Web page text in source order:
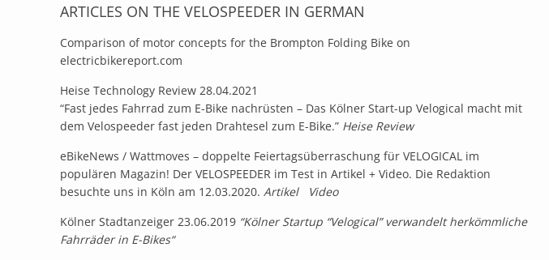
ARTICLES ON THE VELOSPEEDER IN GERMAN
Comparison of motor concepts for the Brompton Folding Bike on
electricbikereport.com
Heise Technology Review 28.04.2021
“Fast jedes Fahrrad zum E-Bike nachrüsten – Das Kölner Start-up Velogical macht mit
dem Velospeeder fast jeden Drahtesel zum E-Bike.” Heise Review
eBikeNews / Wattmoves – doppelte Feiertagsüberraschung für VELOGICAL im
populären Magazin! Der VELOSPEEDER im Test in Artikel + Video. Die Redaktion
besuchte uns in Köln am 12.03.2020.Artikel
Video
Kölner Stadtanzeiger 23.06.2019 “Kölner Startup “Velogical” verwandelt herkömmliche
Fahrräder in E-Bikes“